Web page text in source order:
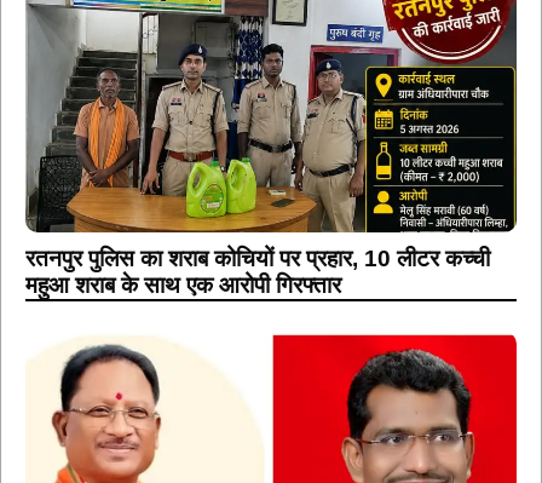
रतनपुर पुलिस का शराब कोचियों पर प्रहार, 10 लीटर कच्ची
महुआ शराब के साथ एक आरोपी गिरफ्तार